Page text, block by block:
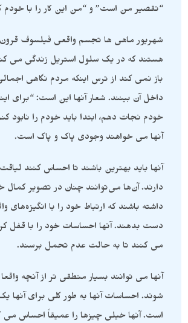
“تقصیر من است” و “من این کار را با خودم
شهریور ماهی ها تجسم واقعی فیلسوف
هستند که در یک سلول استریل زندگی می
باز نمی کند از ترس اینکه مردم نگاهی
داخل آن بینند. شعار آنها این است: “برای
خودم نجات دهم، ابتدا باید خودم را نابود
آنها می خواهند وجودی پاک و پاک است.
آنها باید بهترین باشند تا احساس کنند
دارند. آن‌ها می‌توانند چنان در تصویر
داشته باشند که ارتباط خود را با انگیزه‌های
دست بدهند. آنها احساسات خود را با قفل
می کنند تا به حالت عدم تحمل برسند.
آنها می توانند بسیار منطقی تر از آنچه
شوند. احساسات آنها به طور کلی برای آنها
است. آنها خیلی چیزها را عمیقاً احساس می